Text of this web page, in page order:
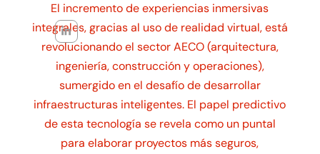
El incremento de experiencias inmersivas
integrales, gracias al uso de realidad virtual, está
revolucionando el sector AECO (arquitectura,
ingeniería, construcción y operaciones),
sumergido en el desafío de desarrollar
infraestructuras inteligentes. El papel predictivo
de esta tecnología se revela como un puntal
para elaborar proyectos más seguros,